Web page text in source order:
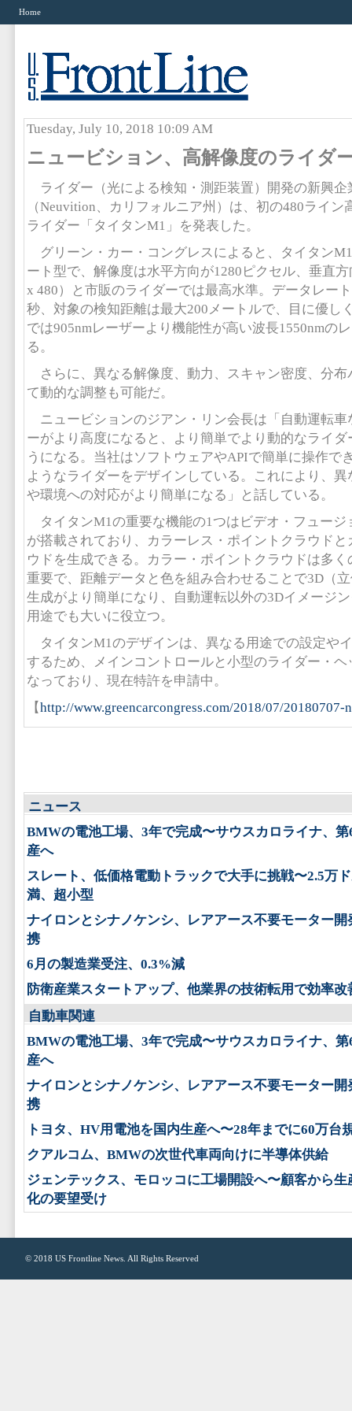
Home
Tuesday, July 10, 2018 10:09 AM
ニュービション、高解像度のライダ
ライダー（光による検知・測距装置）開発の新興企
（Neuvition、カリフォルニア州）は、初の480ライン
ライダー「タイタンM1」を発表した。
グリーン・カー・コングレスによると、タイタン
ート型で、解像度は水平方向が1280ピクセル、垂直
x 480）と市販のライダーでは最高水準。データレー
秒、対象の検知距離は最大200メートルで、目に優し
では905nmレーザーより機能性が高い波長1550nmの
る。
さらに、異なる解像度、動力、スキャン密度、分布
て動的な調整も可能だ。
ニュービションのジアン・リン会長は「自動運転車
ーがより高度になると、より簡単でより動的なライ
うになる。当社はソフトウェアやAPIで簡単に操作で
ようなライダーをデザインしている。これにより、
や環境への対応がより簡単になる」と話している。
タイタンM1の重要な機能の1つはビデオ・フュージ
が搭載されており、カラーレス・ポイントクラウド
ウドを生成できる。カラー・ポイントクラウドは多
重要で、距離データと色を組み合わせることで3D（
生成がより簡単になり、自動運転以外の3Dイメージ
用途でも大いに役立つ。
タイタンM1のデザインは、異なる用途での設定や
するため、メインコントロールと小型のライダー・
なっており、現在特許を申請中。
【http://www.greencarcongress.com/2018/07/20180707-
ニュース
BMWの電池工場、3年で完成〜サウスカロライナ、第
産へ
スレート、低価格電動トラックで大手に挑戦〜2.5万
満、超小型
ナイロンとシナノケンシ、レアアース不要モーター開
携
6月の製造業受注、0.3%減
防衛産業スタートアップ、他業界の技術転用で効率改
自動車関連
BMWの電池工場、3年で完成〜サウスカロライナ、第
産へ
ナイロンとシナノケンシ、レアアース不要モーター開
携
トヨタ、HV用電池を国内生産へ〜28年までに60万台
クアルコム、BMWの次世代車両向けに半導体供給
ジェンテックス、モロッコに工場開設へ〜顧客から生
化の要望受け
© 2018 US Frontline News . All Rights Reserved